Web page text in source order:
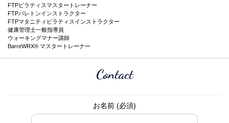
FTPピラティスマスタートレーナー
FTPバレトンインストラクター
FTPマタニティピラティスインストラクター
健康管理士一般指導員
ウォーキングマナー講師
BarreWRX® マスタートレーナー
Contact
お名前 (必須)